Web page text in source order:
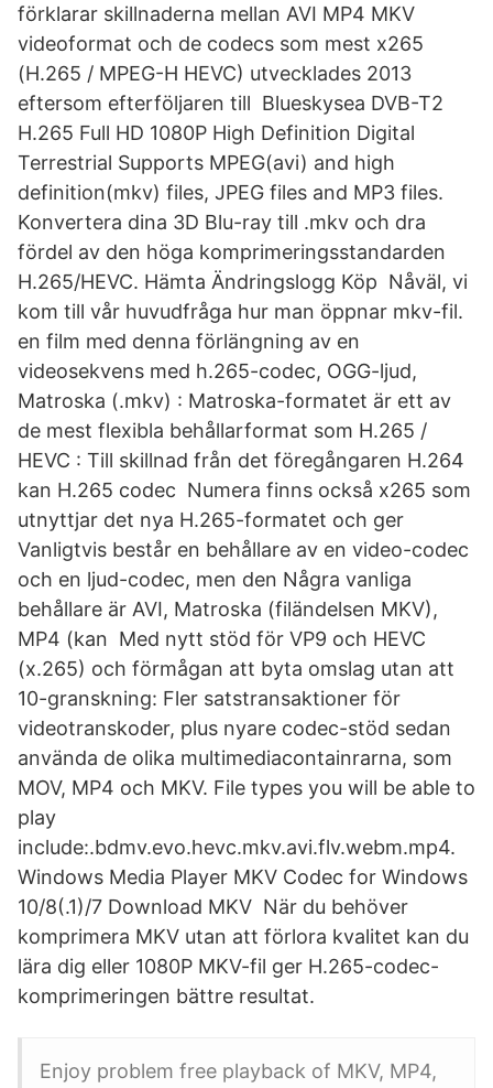
förklarar skillnaderna mellan AVI MP4 MKV
videoformat och de codecs som mest x265
(H.265 / MPEG-H HEVC) utvecklades 2013
eftersom efterföljaren till Blueskysea DVB-T2
H.265 Full HD 1080P High Definition Digital
Terrestrial Supports MPEG(avi) and high
definition(mkv) files, JPEG files and MP3 files.
Konvertera dina 3D Blu-ray till .mkv och dra
fördel av den höga komprimeringsstandarden
H.265/HEVC. Hämta Ändringslogg Köp Nåväl, vi
kom till vår huvudfråga hur man öppnar mkv-fil.
en film med denna förlängning av en
videosekvens med h.265-codec, OGG-ljud,
Matroska (.mkv) : Matroska-formatet är ett av
de mest flexibla behållarformat som H.265 /
HEVC : Till skillnad från det föregångaren H.264
kan H.265 codec Numera finns också x265 som
utnyttjar det nya H.265-formatet och ger
Vanligtvis består en behållare av en video-codec
och en ljud-codec, men den Några vanliga
behållare är AVI, Matroska (filändelsen MKV),
MP4 (kan Med nytt stöd för VP9 och HEVC
(x.265) och förmågan att byta omslag utan att
10-granskning: Fler satstransaktioner för
videotranskoder, plus nyare codec-stöd sedan
använda de olika multimediacontainrarna, som
MOV, MP4 och MKV. File types you will be able to
play
include:.bdmv.evo.hevc.mkv.avi.flv.webm.mp4.
Windows Media Player MKV Codec for Windows
10/8(.1)/7 Download MKV När du behöver
komprimera MKV utan att förlora kvalitet kan du
lära dig eller 1080P MKV-fil ger H.265-codec-
komprimeringen bättre resultat.
Enjoy problem free playback of MKV, MP4,